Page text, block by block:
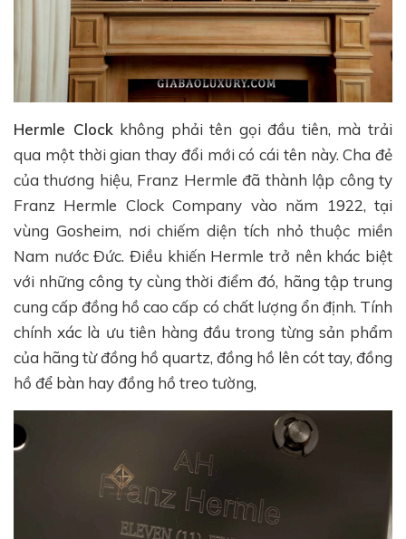
Hermle Clockkhông phải tên gọi đầu tiên, mà trải
qua một thời gian thay đổi mới có cái tên này. Cha đẻ
của thương hiệu, Franz Hermle đã thành lập công ty
Franz Hermle Clock Company vào năm 1922, tại
vùng Gosheim, nơi chiếm diện tích nhỏ thuộc miền
Nam nước Đức. Điều khiến Hermle trở nên khác biệt
với những công ty cùng thời điểm đó, hãng tập trung
cung cấp đồng hồ cao cấp có chất lượng ổn định. Tính
chính xác là ưu tiên hàng đầu trong từng sản phẩm
của hãng từ đồng hồ quartz, đồng hồ lên cót tay, đồng
hồ để bàn hay đồng hồ treo tường,